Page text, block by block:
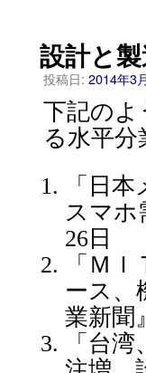
設計と
投稿日: 2014年3
下記のよ
る水平分
「日
スマホ
26日
「Ｍ
ース、
業新聞
「台